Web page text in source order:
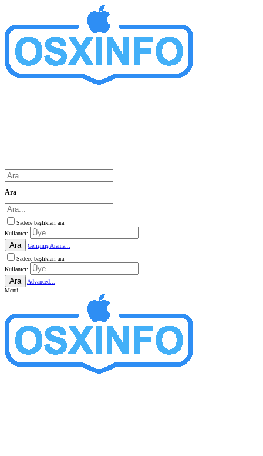
Ara
Sadece başlıkları ara
Kullanıcı:
Ara
Gelişmiş Arama...
Sadece başlıkları ara
Kullanıcı:
Ara
Advanced...
Menü